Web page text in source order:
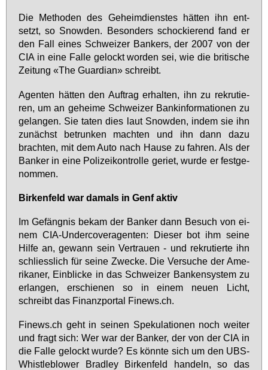
Die Me­tho­den des Ge­heim­diens­tes hät­ten ihn ent­
setzt, so Snow­den. Be­son­ders scho­ckie­rend fand er
den Fall ei­nes Schwei­zer Ban­kers, der 2007 von der
CIA in ei­ne Fal­le ge­lockt wor­den sei, wie die bri­ti­sche
Zei­tung «The Guar­di­an» schreibt.
Agen­ten hät­ten den Auf­trag er­hal­ten, ihn zu re­kru­tie­
ren, um an ge­hei­me Schwei­zer Ban­kin­for­ma­tio­nen zu
ge­lan­gen. Sie ta­ten dies laut Snow­den, in­dem sie ihn
zu­nächst be­trun­ken mach­ten und ihn dann da­zu
brach­ten, mit dem Au­to nach Hau­se zu fah­ren. Als der
Ban­ker in ei­ne Po­li­zei­kon­trol­le ge­riet, wur­de er fest­ge­
nom­men.
Bir­ken­feld war da­mals in Genf ak­tiv
Im Ge­fäng­nis be­kam der Ban­ker dann Be­such von ei­
nem CIA-Un­der­co­ver­agen­ten: Die­ser bot ihm sei­ne
Hil­fe an, ge­wann sein Ver­trau­en - und re­kru­tier­te ihn
schliess­lich für sei­ne Zwe­cke. Die Ver­su­che der Ame­
ri­ka­ner, Ein­bli­cke in das Schwei­zer Ban­ken­sys­tem zu
er­lan­gen, er­schie­nen so in ei­nem neu­en Licht,
schreibt das Fi­nanz­por­tal Fi­news.ch.
Fi­news.ch geht in sei­nen Spe­ku­la­tio­nen noch wei­ter
und fragt sich: Wer war der Ban­ker, der von der CIA in
die Fal­le ge­lockt wur­de? Es könn­te sich um den UBS-
Whist­leb­lo­wer Brad­ley Bir­ken­feld han­deln, so das